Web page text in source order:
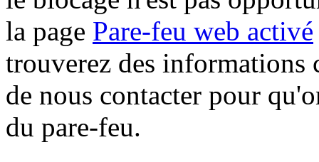
la page Pare-feu web activé
trouverez des informations
de nous contacter pour
du pare-feu.